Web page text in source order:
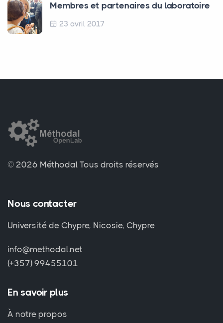
Membres et partenaires du laboratoire
23 avril 2017
© 2026 Méthodal Tous droits réservés
Nous contacter
Université de Chypre, Nicosie, Chypre
info@methodal.net
(+357) 99455101
En savoir plus
À notre propos